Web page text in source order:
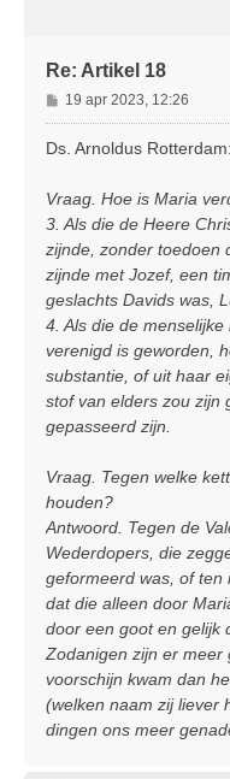
Re: Artikel 18
B
e
r
h
t
19 apr 2023, 12:26
Ds. Arnoldus Rotterdam:
Vraag. Hoe is Maria
3. Als die de Heere
zijnde, zonder toedoen
zijnde met Jozef, een
geslachts Davids was,
4. Als die de
verenigd is geworden,
substantie, of uit haar
stof van elders zou zijn
gepasseerd zijn.
Vraag. Tegen welke
houden?
Antwoord. Tegen de
Wederdopers, die
geformeerd was, of ten
dat die alleen door
door een goot en gelijk
Zodanigen zijn er meer
voorschijn kwam dan
(welken naam zij liever
dingen ons meer